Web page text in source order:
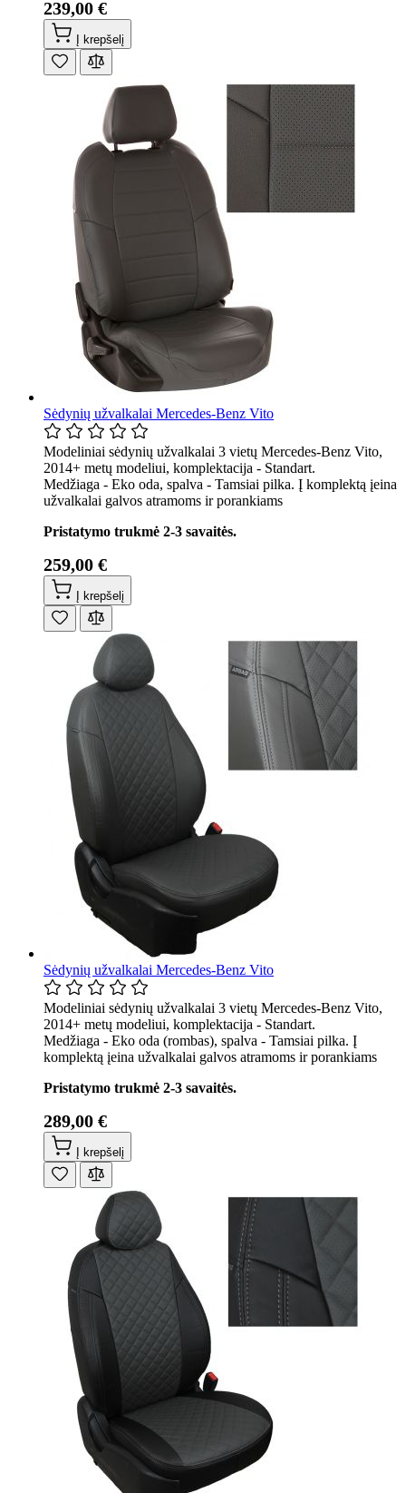
239,00 €
Į krepšelį
Sėdynių užvalkalai Mercedes-Benz Vito
Modeliniai sėdynių užvalkalai 3 vietų Mercedes-Benz Vito,
2014+ metų modeliui, komplektacija - Standart.
Medžiaga - Eko oda, spalva - Tamsiai pilka. Į komplektą įeina
užvalkalai galvos atramoms ir porankiams
Pristatymo trukmė 2-3 savaitės.
259,00 €
Į krepšelį
Sėdynių užvalkalai Mercedes-Benz Vito
Modeliniai sėdynių užvalkalai 3 vietų Mercedes-Benz Vito,
2014+ metų modeliui, komplektacija - Standart.
Medžiaga - Eko oda (rombas), spalva - Tamsiai pilka. Į
komplektą įeina užvalkalai galvos atramoms ir porankiams
Pristatymo trukmė 2-3 savaitės.
289,00 €
Į krepšelį